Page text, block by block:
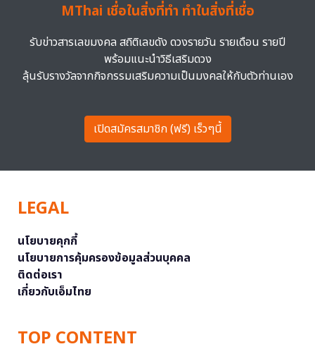
MThai เชื่อในสิ่งที่ทำ ทำในสิ่งที่เชื่อ
รับข่าวสารเลขมงคล สถิติเลขดัง ดวงรายวัน รายเดือน รายปี
พร้อมแนะนำวิธีเสริมดวง
ลุ้นรับรางวัลจากกิจกรรมเสริมความเป็นมงคลให้กับตัวท่านเอง
เปิดสมัครสมาชิก (ฟรี) เร็วๆนี้
LEGAL
นโยบายคุกกี้
นโยบายการคุ้มครองข้อมูลส่วนบุคคล
ติดต่อเรา
เกี่ยวกับเอ็มไทย
TOP CONTENT